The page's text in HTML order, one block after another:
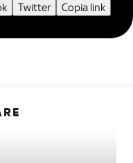
Twitter Copia link